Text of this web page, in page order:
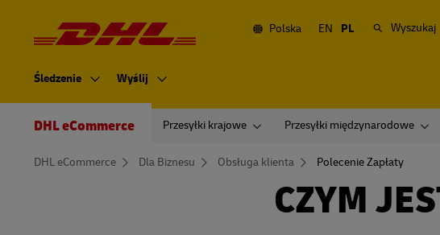
Nawigacja
główna
Polska EN PL Wyszukaj
Śledzenie Wyślij
DHL eCommerce Przesyłki krajowe Przesyłki międzynarodowe
You
are
DHL eCommerce Dla Biznesu Obsługa klienta Polecenie Zapłaty
CZYM